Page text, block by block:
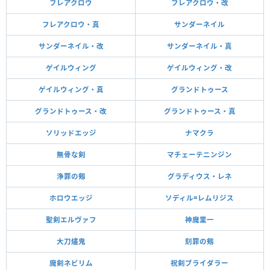
フレアクロウ フレアクロウ・改
フレアクロウ・真 サンダーネイル
サンダーネイル・改 サンダーネイル・真
ゲイルウィング ゲイルウィング・改
ゲイルウィング・真 グランドトゥース
グランドトゥース・改 グランドトゥース・真
ソリッドエッジ ナマクラ
無骨な剣 マチェーテニンジン
浄罪の剱 グラディウス・レネ
ホロウエッジ ソディル=レムリジス
聖剣エルヴァフ 神魔業一
大刀燼鬼 刻罪の剱
魔剣ネビリム 祝剣ブライダラー